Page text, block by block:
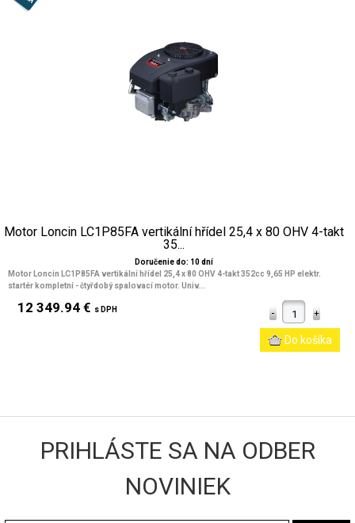
Motor Loncin LC1P85FA vertikální hřídel 25,4 x 80 OHV 4-takt
35...
Doručenie do: 10 dní
Motor Loncin LC1P85FA vertikální hřídel 25,4 x 80 OHV 4-takt 352cc 9,65 HP elektr.
startér kompletní - čtyřdobý spalovací motor. Univ...
12 349.94 € s DPH
PRIHLÁSTE SA NA ODBER
NOVINIEK